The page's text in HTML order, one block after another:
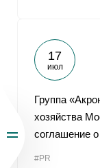
17
июл
Группа
хозяйства
соглашение
#PR